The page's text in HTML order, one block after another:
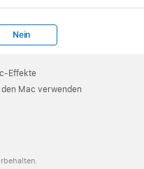
Nein
Effekte
Mac verwenden